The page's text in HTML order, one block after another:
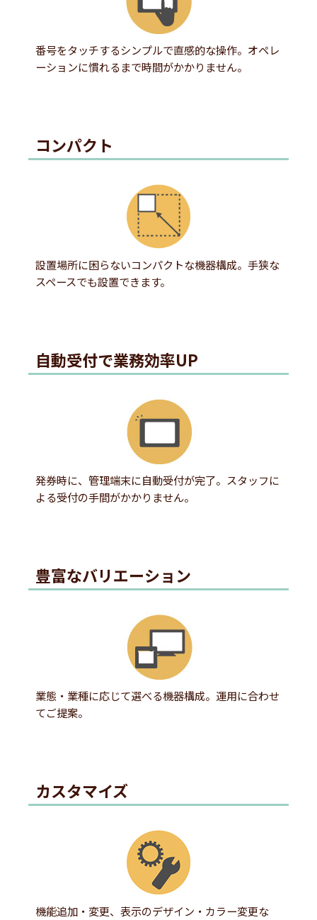
番号をタッチするシンプルで直感的な操作。オペレ
ーションに慣れるまで時間がかかりません。
コンパクト
設置場所に困らないコンパクトな機器構成。手狭な
スペースでも設置できます。
自動受付で業務効率UP
発券時に、管理端末に自動受付が完了。スタッフに
よる受付の手間がかかりません。
豊富なバリエーション
業態・業種に応じて選べる機器構成。運用に合わせ
てご提案。
カスタマイズ
機能追加・変更、表示のデザイン・カラー変更な